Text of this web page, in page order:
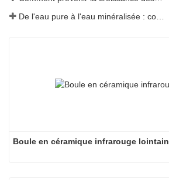
De l'eau pure à l'eau minéralisée : comment ETERNAL WORLD mène l'ère de la minéralisation de l'eau potable en réseau
Boule en céramique infrarouge lointain